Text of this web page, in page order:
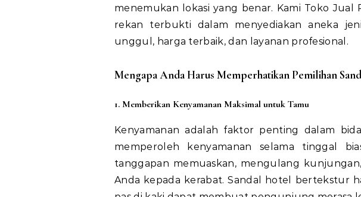
menemukan lokasi yang benar. Kami Toko
rekan terbukti dalam menyediakan aneka
unggul, harga terbaik, dan layanan profesional.
Mengapa Anda Harus Memperhatikan Pemilihan
1. Memberikan Kenyamanan Maksimal untuk Tamu
Kenyamanan adalah faktor penting dalam
memperoleh kenyamanan selama tinggal
tanggapan memuaskan, mengulang
Anda kepada kerabat. Sandal hotel bertekstur